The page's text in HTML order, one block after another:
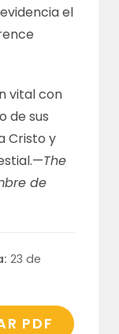
el
vital con
de sus
Cristo y
The
de
23 de
PDF